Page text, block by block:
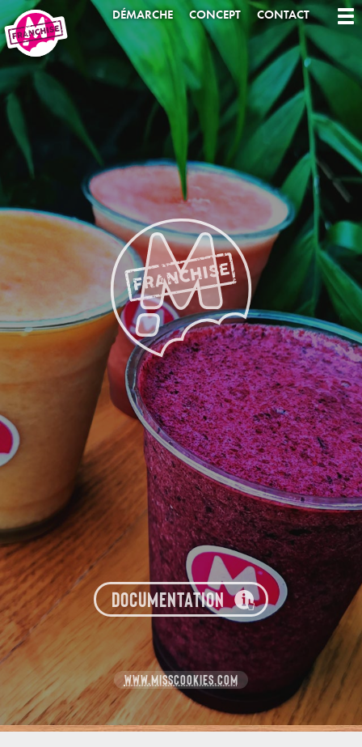
DÉMARCHE CONCEPT CONTACT
DOCUMENTATION
WWW.MISSCOOKIES.COM